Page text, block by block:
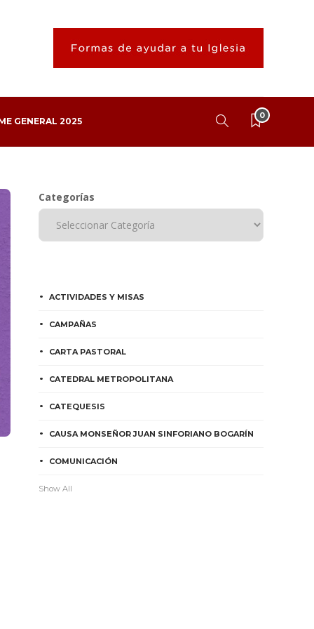
GENERAL 2025
0
Categorías
ACTIVIDADES Y MISAS
CAMPAÑAS
CARTA PASTORAL
CATEDRAL METROPOLITANA
CATEQUESIS
CAUSA MONSEÑOR JUAN SINFORIANO BOGARÍN
COMUNICACIÓN
Show All